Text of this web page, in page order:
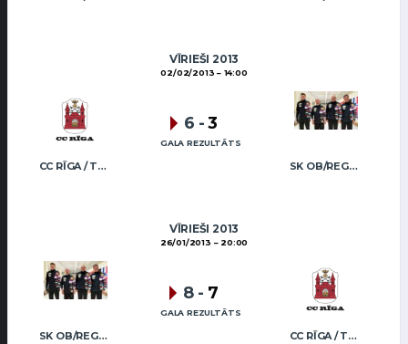
VĪRIEŠI 2013
02/02/2013 14:00
CC RĪGA / TRUKŠĀNS SK OB/REGŽA MEN
6 -3
GALA REZULTĀTS
VĪRIEŠI 2013
26/01/2013 20:00
SK OB/REGŽA MEN CC RĪGA / TRUKŠĀNS
8 - 7
GALA REZULTĀTS